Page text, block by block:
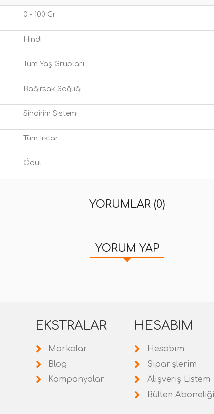
0 - 100 Gr
Hindi
Tüm Yaş Grupları
Bağırsak Sağlığı
Sindirim Sistemi
Tüm Irklar
Ödül
YORUMLAR (0)
YORUM YAP
EKSTRALAR
Markalar
Blog
Kampanyalar
HESABIM
Hesabım
Siparişlerim
Alışveriş Listem
Bülten Aboneliği